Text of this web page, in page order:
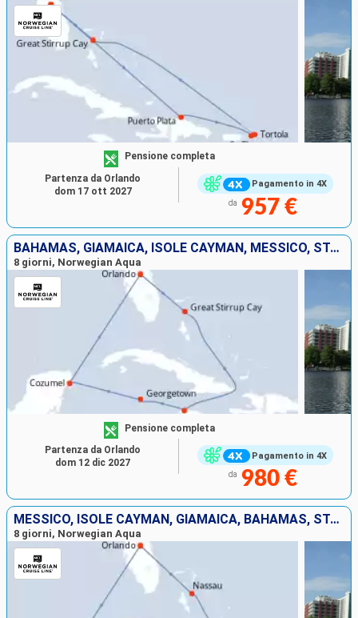
Pagamento in 4X
Pensione completa
da 957 €
Partenza da Orlando
dom 17 ott 2027
BAHAMAS, GIAMAICA, ISOLE CAYMAN, MESSICO, STATI UNITI
8 giorni, Norwegian Aqua
Pagamento in 4X
Pensione completa
da 980 €
Partenza da Orlando
dom 12 dic 2027
MESSICO, ISOLE CAYMAN, GIAMAICA, BAHAMAS, STATI UNITI
8 giorni, Norwegian Aqua